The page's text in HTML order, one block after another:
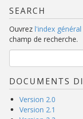
SEARCH
Ouvrez l'index général
champ de recherche.
DOCUMENTS
Version 2.0
Version 2.1